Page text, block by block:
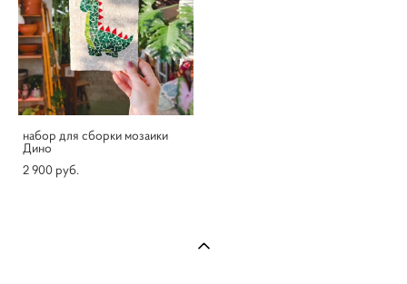
набор для сборки мозаики
Дино
2 900 pуб.